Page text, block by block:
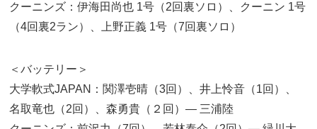
クーニンズ：伊海田尚也 1号（2回裏ソロ）、クーニン 1号
（4回裏2ラン）、上野正義 1号（7回裏ソロ）
＜バッテリー＞
大学軟式JAPAN：関澤壱晴（3回）、井上怜音（1回）、
名取竜也（2回）、森勇貴（２回）— 三浦陸